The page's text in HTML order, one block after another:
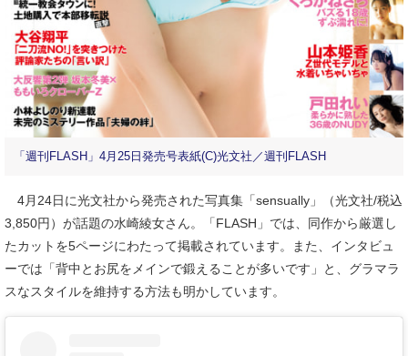
「週刊FLASH」4月25日発売号表紙(C)光文社／週刊FLASH
4月24日に光文社から発売された写真集「sensually」（光文社/税込
3,850円）が話題の水崎綾女さん。「FLASH」では、同作から厳選し
たカットを5ページにわたって掲載されています。また、インタビュ
ーでは「背中とお尻をメインで鍛えることが多いです」と、グラマラ
スなスタイルを維持する方法も明かしています。